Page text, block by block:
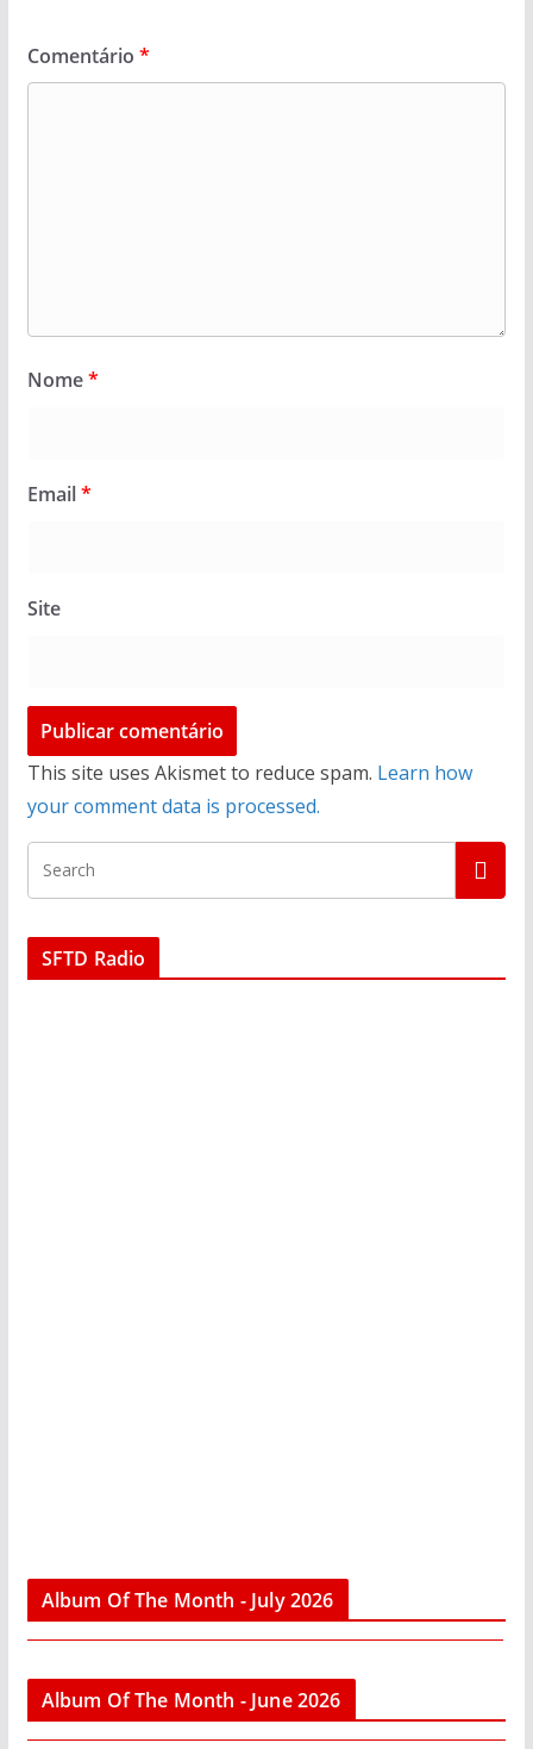
Comentário *
Nome*
Email*
Site
This site uses Akismet to reduce spam. Learn how
your comment data is processed.
SFTD Radio
Album Of The Month - July 2026
Album Of The Month - June 2026